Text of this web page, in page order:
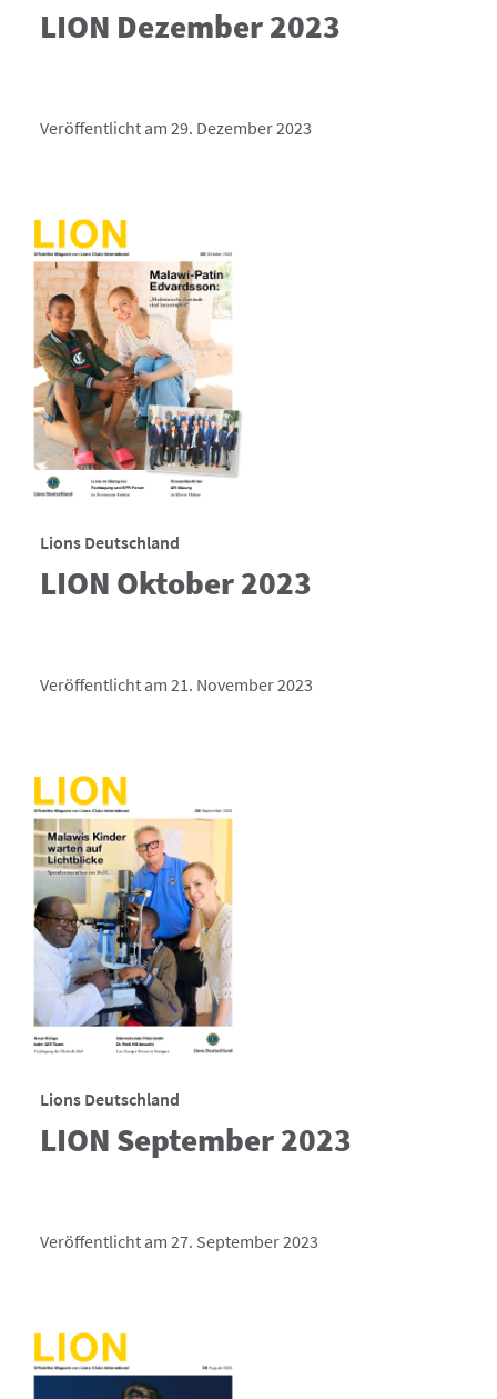
LION Dezember 2023
Veröffentlicht am 29. Dezember 2023
Lions Deutschland
LION Oktober 2023
Veröffentlicht am 21. November 2023
Lions Deutschland
LION September 2023
Veröffentlicht am 27. September 2023